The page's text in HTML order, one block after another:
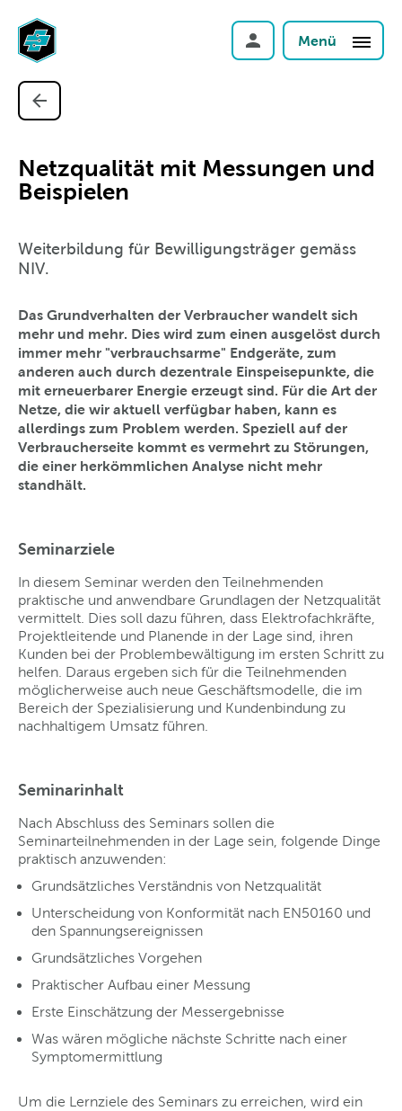
Menü
Netzqualität mit Messungen und
Beispielen
Weiterbildung für Bewilligungsträger gemäss
NIV.
Das Grundverhalten der Verbraucher wandelt sich
mehr und mehr. Dies wird zum einen ausgelöst durch
immer mehr "verbrauchsarme" Endgeräte, zum
anderen auch durch dezentrale Einspeisepunkte, die
mit erneuerbarer Energie erzeugt sind. Für die Art der
Netze, die wir aktuell verfügbar haben, kann es
allerdings zum Problem werden. Speziell auf der
Verbraucherseite kommt es vermehrt zu Störungen,
die einer herkömmlichen Analyse nicht mehr
standhält.
Seminarziele
In diesem Seminar werden den Teilnehmenden
praktische und anwendbare Grundlagen der Netzqualität
vermittelt. Dies soll dazu führen, dass Elektrofachkräfte,
Projektleitende und Planende in der Lage sind, ihren
Kunden bei der Problembewältigung im ersten Schritt zu
helfen. Daraus ergeben sich für die Teilnehmenden
möglicherweise auch neue Geschäftsmodelle, die im
Bereich der Spezialisierung und Kundenbindung zu
nachhaltigem Umsatz führen.
Seminarinhalt
Nach Abschluss des Seminars sollen die
Seminarteilnehmenden in der Lage sein, folgende Dinge
praktisch anzuwenden:
Grundsätzliches Verständnis von Netzqualität
Unterscheidung von Konformität nach EN50160 und
den Spannungsereignissen
Grundsätzliches Vorgehen
Praktischer Aufbau einer Messung
Erste Einschätzung der Messergebnisse
Was wären mögliche nächste Schritte nach einer
Symptomermittlung
Um die Lernziele des Seminars zu erreichen, wird ein